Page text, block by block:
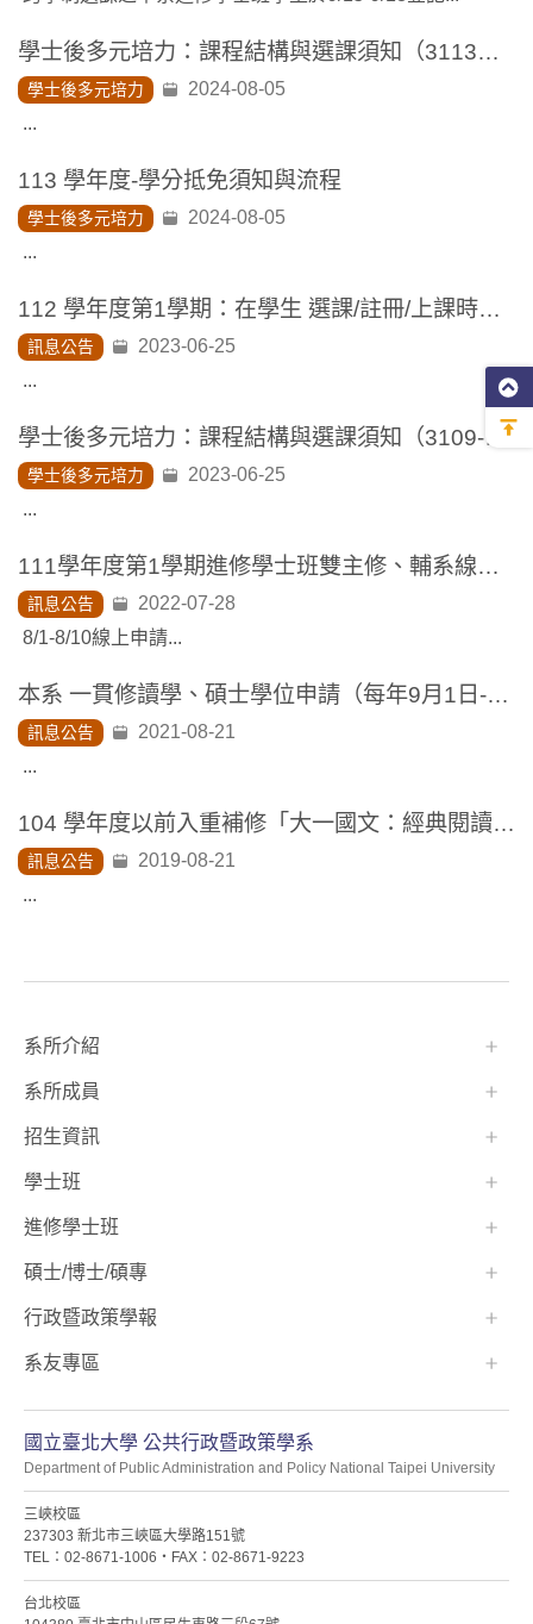
學士後多元培力：課程結構與選課須知（3113入學生適用）
學士後多元培力
2024-08-05
...
113 學年度-學分抵免須知與流程
學士後多元培力
2024-08-05
...
112 學年度第1學期：在學生 選課/註冊/上課時間 注意事項
訊息公告
2023-06-25
...
學士後多元培力：課程結構與選課須知（3109-3112入學生適用）
學士後多元培力
2023-06-25
...
111學年度第1學期進修學士班雙主修、輔系線上申請流程及申請資格注意事項
訊息公告
2022-07-28
8/1-8/10線上申請...
本系 一貫修讀學、碩士學位申請（每年9月1日-9月10日）
訊息公告
2021-08-21
...
104 學年度以前入重補修「大一國文：經典閱讀與詮釋」選課說明
訊息公告
2019-08-21
...
:::
國立臺北大學 公共行政暨政策學系
Department of Public Administration and Policy National Taipei University
三峽校區
237303 新北市三峽區大學路151號
TEL：02-8671-1006・FAX：02-8671-9223
台北校區
系所介紹
系所成員
招生資訊
學士班⠀⠀
進修學士班
碩士/博士/碩專
行政暨政策學報
系友專區